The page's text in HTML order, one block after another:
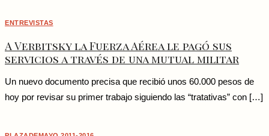
ENTREVISTAS
A Verbitsky la Fuerza Aérea le pagó sus
servicios a través de una mutual militar
Un nuevo documento precisa que recibió unos 60.000 pesos de
hoy por revisar su primer trabajo siguiendo las “tratativas” con […]